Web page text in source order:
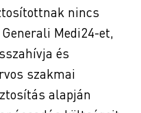
nincs
Medi24-et,
és
szakmai
alapján